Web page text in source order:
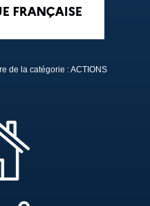
de la catégorie : ACTIONS